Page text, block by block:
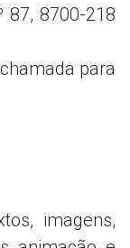
87, 8700-218
para
imagens,